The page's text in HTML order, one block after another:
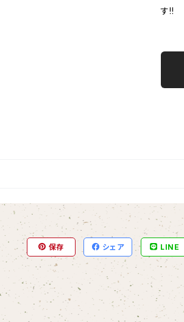
す!!
保存 シェア LINE